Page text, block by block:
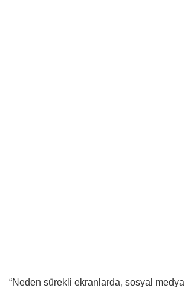
“Neden sürekli ekranlarda, sosyal